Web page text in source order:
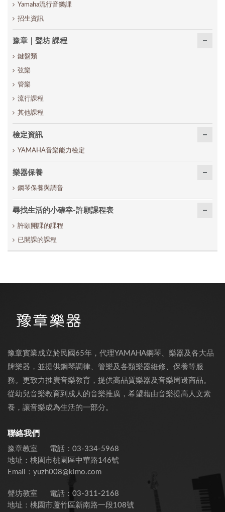
Yamaha流行音樂課
招生資訊
豫章｜聲坊 課程
鍵盤類
弦樂
管樂
流行課程
其他課程
檢定資訊
YAMAHA音樂能力檢定
樂器保養
鋼琴保養與調音
尋找生活的小確幸-許願課程表
許願開課的課程
已開課的課程
豫章實業成立於民國65年，代理YAMAHA鋼琴、樂器及各大品
牌樂器，並提供鋼琴調律、管樂及各類樂器維修、保養等服
務。更致力推廣音樂教育，提供高品質樂器及音樂周邊商品。
從幼兒音樂教育到成人的音樂推廣，希望藉由音樂提高人文素
養，讓音樂成為生活的一部分。
聯絡我們
豫章教室 電話： 03-334-5968
地址： 桃園市桃園區中華路146號
Email： yuzh008@kimo.com
聲坊教室 電話： 03-311-2168
地址： 桃園市蘆竹區新南路一段108號